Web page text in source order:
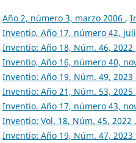
Año 2, número 3, marzo 2006 ,
Inventio, Año 17, número 42,
Inventio: Año 18, Núm. 46, 2022
Inventio, Año 16, número 40,
Inventio: Año 19, Núm. 49, 2023
Inventio: Año 21, Núm. 53, 2025
Inventio. Año 17, número 43,
Inventio: Vol. 18, Núm. 45, 2022 ,
Inventio: Año 19, Núm. 47, 2023